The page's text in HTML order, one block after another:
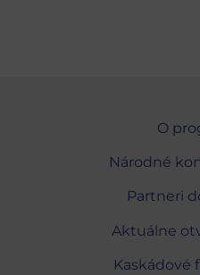
O
Národné
Partneri
Aktuálne
Kaskádové